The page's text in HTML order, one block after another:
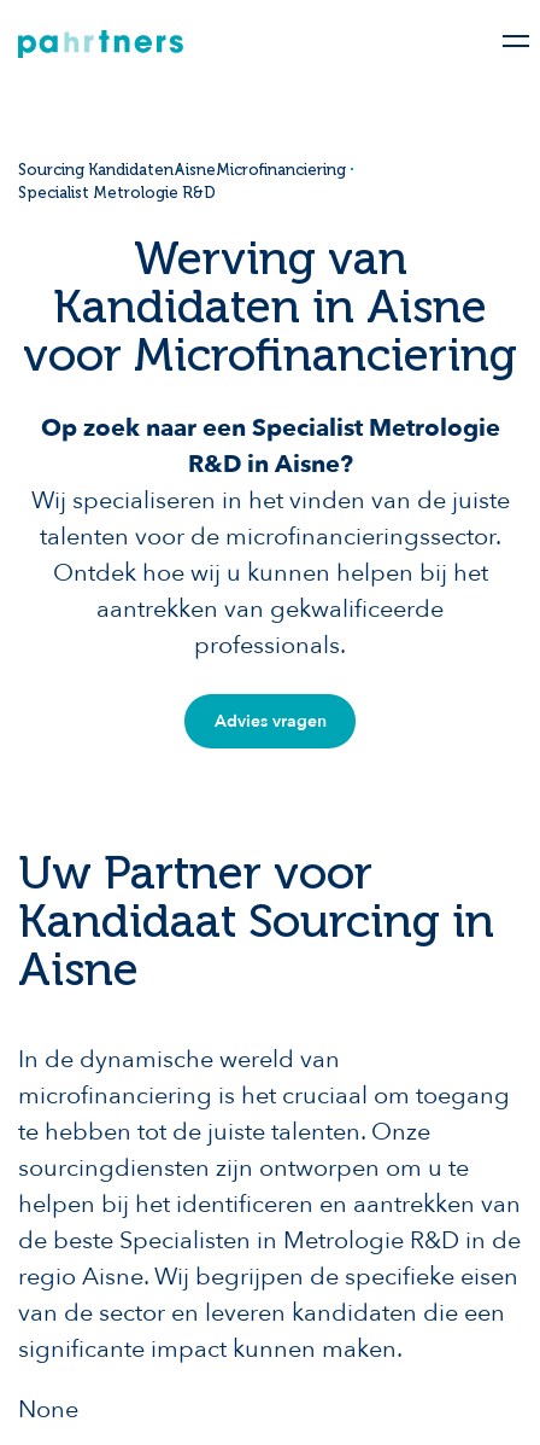
Sourcing KandidatenAisneMicrofinanciering
Specialist Metrologie R&D
Werving van
Kandidaten in Aisne
voor Microfinanciering
Op zoek naar een Specialist Metrologie
R&D in Aisne?
Wij specialiseren in het vinden van de juiste
talenten voor de microfinancieringssector.
Ontdek hoe wij u kunnen helpen bij het
aantrekken van gekwalificeerde
professionals.
Advies vragen
Uw Partner voor
Kandidaat Sourcing in
Aisne
In de dynamische wereld van
microfinanciering is het cruciaal om toegang
te hebben tot de juiste talenten. Onze
sourcingdiensten zijn ontworpen om u te
helpen bij het identificeren en aantrekken van
de beste Specialisten in Metrologie R&D in de
regio Aisne. Wij begrijpen de specifieke eisen
van de sector en leveren kandidaten die een
significante impact kunnen maken.
None